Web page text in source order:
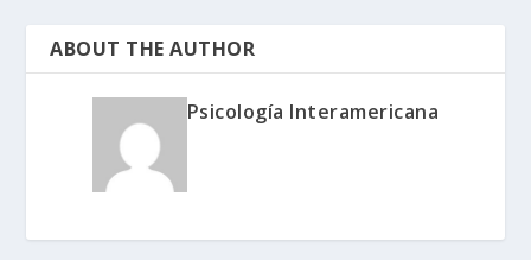
ABOUT THE AUTHOR
Psicología Interamericana